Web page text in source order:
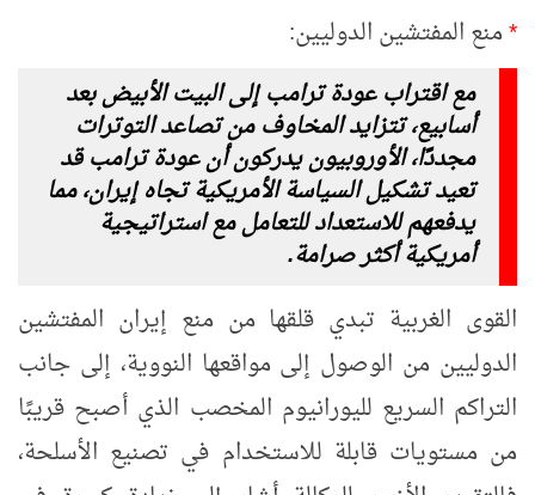
*منع المفتشين الدوليين:
مع اقتراب عودة ترامب إلى البيت الأبيض بعد
أسابيع، تتزايد المخاوف من تصاعد التوترات
مجددًا، الأوروبيون يدركون أن عودة ترامب قد
تعيد تشكيل السياسة الأمريكية تجاه إيران، مما
يدفعهم للاستعداد للتعامل مع استراتيجية
أمريكية أكثر صرامة.
القوى الغربية تبدي قلقها من منع إيران المفتشين
الدوليين من الوصول إلى مواقعها النووية، إلى جانب
التراكم السريع لليورانيوم المخصب الذي أصبح قريبًا
من مستويات قابلة للاستخدام في تصنيع الأسلحة،